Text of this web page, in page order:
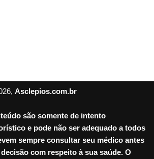
Asclepios.com.br
são somente de intento
e pode não ser adequado a todos
sempre consultar seu médico antes
com respeito à sua saúde. O